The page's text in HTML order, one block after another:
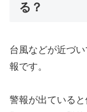
る？
台風などが近づ
報です。
警報が出ている